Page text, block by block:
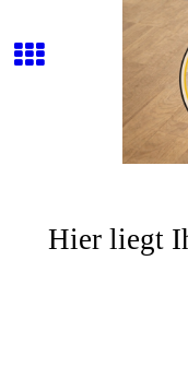
Hier liegt